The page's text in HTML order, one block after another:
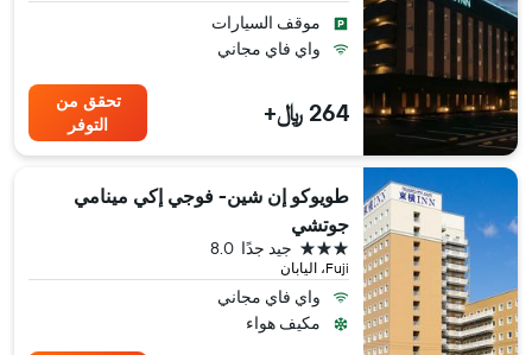
موقف السيارات
واي فاي مجاني
264 ﷼+
تحقق من
التوفر
طويوكو إن شين- فوجي إكي مينامي
جوتشي
Fuji، اليابان
8.0 جيد جدًا 3 نجوم
واي فاي مجاني
مكيف هواء